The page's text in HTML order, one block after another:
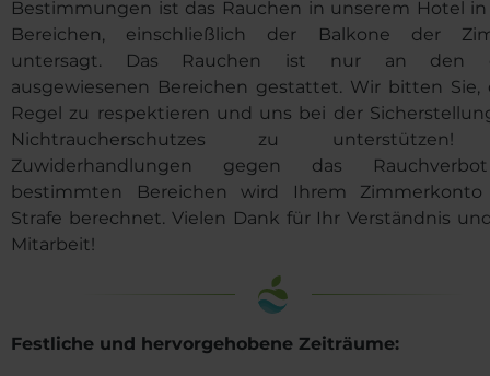
Bestimmungen ist das Rauchen in unserem Hotel
Bereichen, einschließlich der Balkone der
untersagt. Das Rauchen ist nur an den
ausgewiesenen Bereichen gestattet. Wir bitten Sie,
Regel zu respektieren und uns bei der
Nichtraucherschutzes zu
Zuwiderhandlungen gegen das
bestimmten Bereichen wird Ihrem
Strafe berechnet. Vielen Dank für Ihr Verständnis
Mitarbeit!
Festliche und hervorgehobene Zeiträume: